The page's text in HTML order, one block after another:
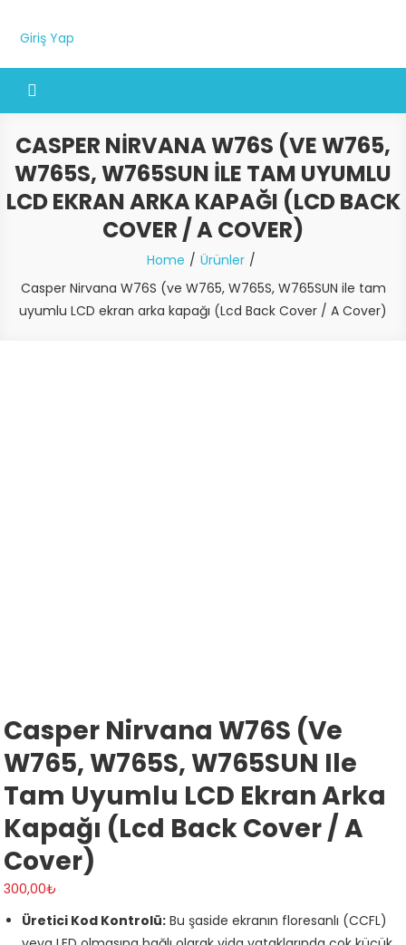
Giriş Yap
CASPER NIRVANA W76S (VE W765,
W765S, W765SUN ILE TAM UYUMLU
LCD EKRAN ARKA KAPAĞI (LCD BACK
COVER / A COVER)
Home
Ürünler
Casper Nirvana W76S (ve W765, W765S, W765SUN ile tam
uyumlu LCD ekran arka kapağı (Lcd Back Cover / A Cover)
Casper Nirvana W76S (ve
W765, W765S, W765SUN Ile
Tam Uyumlu LCD Ekran Arka
Kapağı (Lcd Back Cover / A
Cover)
300,00₺
Üretici Kod Kontrolü: Bu şaside ekranın floresanlı (CCFL)